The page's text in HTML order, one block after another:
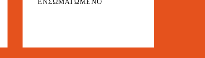
ΕΝΣΩΜΑΤΩΜΕΝΟ